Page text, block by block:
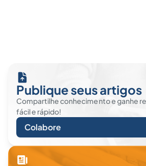
Publique seus artigos
Compartilhe conhecimento e ganhe
fácil e rápido!
Colabore